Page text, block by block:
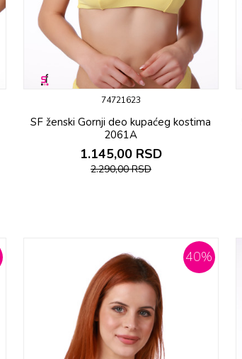
74721623
SF ženski Gornji deo kupaćeg kostima
2061A
1.145,00 RSD
2.290,00RSD
40%